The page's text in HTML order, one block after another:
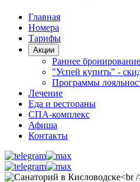
Главная
Номера
Тарифы
Акции
Раннее
"Успей купить" -
Программы
Лечение
Еда и рестораны
СПА-комплекс
Афиша
Контакты